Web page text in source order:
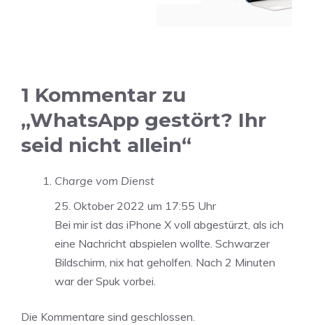
1 Kommentar zu
„WhatsApp gestört? Ihr
seid nicht allein“
Charge vom Dienst
25. Oktober 2022 um 17:55 Uhr
Bei mir ist das iPhone X voll abgestürzt, als ich
eine Nachricht abspielen wollte. Schwarzer
Bildschirm, nix hat geholfen. Nach 2 Minuten
war der Spuk vorbei.
Die Kommentare sind geschlossen.